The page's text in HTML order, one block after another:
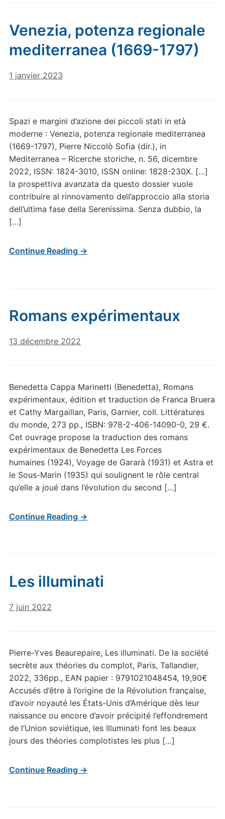
Venezia, potenza regionale
mediterranea (1669-1797)
1 janvier 2023
Spazi e margini d’azione dei piccoli stati in età
moderne : Venezia, potenza regionale mediterranea
(1669-1797), Pierre Niccolò Sofia (dir.), in
Mediterranea – Ricerche storiche, n. 56, dicembre
2022, ISSN: 1824-3010, ISSN online: 1828-230X. […]
la prospettiva avanzata da questo dossier vuole
contribuire al rinnovamento dell’approccio alla storia
dell’ultima fase della Serenissima. Senza dubbio, la
[…]
Continue Reading →
Romans expérimentaux
13 décembre 2022
Benedetta Cappa Marinetti (Benedetta), Romans
expérimentaux, édition et traduction de Franca Bruera
et Cathy Margaillan, Paris, Garnier, coll. Littératures
du monde, 273 pp., ISBN: 978-2-406-14090-0, 29 €.
Cet ouvrage propose la traduction des romans
expérimentaux de Benedetta Les Forces
humaines (1924), Voyage de Gararà (1931) et Astra et
le Sous-Marin (1935) qui soulignent le rôle central
qu’elle a joué dans l’évolution du second […]
Continue Reading →
Les illuminati
7 juin 2022
Pierre-Yves Beaurepaire, Les illuminati. De la société
secrète aux théories du complot, Paris, Tallandier,
2022, 336pp., EAN papier : 9791021048454, 19,90€
Accusés d’être à l’origine de la Révolution française,
d’avoir noyauté les États-Unis d’Amérique dès leur
naissance ou encore d’avoir précipité l’effondrement
de l’Union soviétique, les Illuminati font les beaux
jours des théories complotistes les plus […]
Continue Reading →